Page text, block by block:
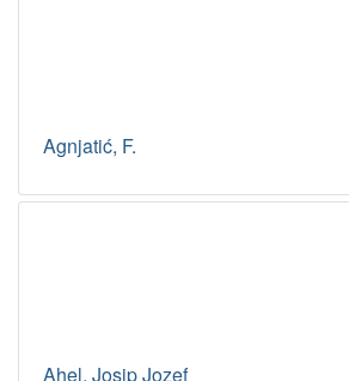
Agnjatić, F.
Ahel, Josip Jozef